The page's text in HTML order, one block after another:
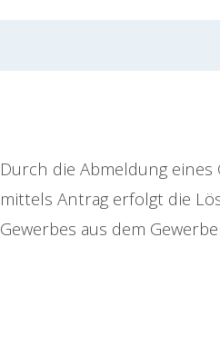
Durch die Abmeldung eines
mittels Antrag erfolgt die
Gewerbes aus dem